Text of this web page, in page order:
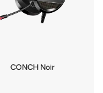
CONCH Noir